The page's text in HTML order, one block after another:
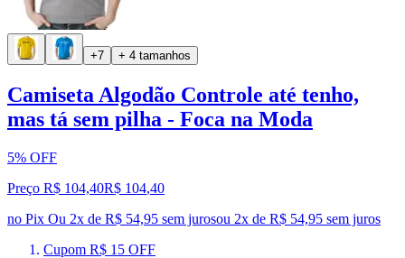
+7 + 4 tamanhos
Camiseta Algodão Controle até tenho,
mas tá sem pilha - Foca na Moda
5% OFF
Preço R$ 104,40R$ 104,40
no Pix Ou 2x de R$ 54,95 sem jurosou 2x de R$ 54,95 sem juros
Cupom R$ 15 OFF